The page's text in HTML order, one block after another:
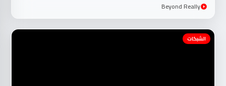
Beyond Really
الشبكات